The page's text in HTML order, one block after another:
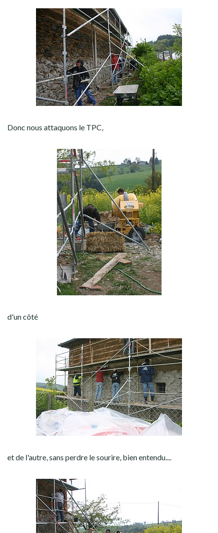
Donc nous attaquons le TPC,
d'un côté
et de l'autre, sans perdre le sourire, bien entendu....